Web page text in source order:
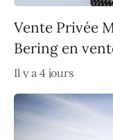
Vente Privée
Bering en
Il y a 4 jours